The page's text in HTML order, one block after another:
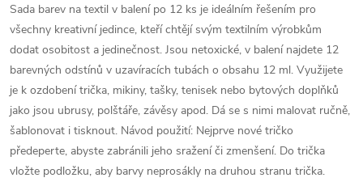
Sada barev na textil v balení po 12 ks je ideálním řešením pro
všechny kreativní jedince, kteří chtějí svým textilním výrobkům
dodat osobitost a jedinečnost. Jsou netoxické, v balení najdete 12
barevných odstínů v uzavíracích tubách o obsahu 12 ml. Využijete
je k ozdobení trička, mikiny, tašky, tenisek nebo bytových doplňků
jako jsou ubrusy, polštáře, závěsy apod. Dá se s nimi malovat ručně,
šablonovat i tisknout. Návod použití: Nejprve nové tričko
předeperte, abyste zabránili jeho sražení či zmenšení. Do trička
vložte podložku, aby barvy neprosákly na druhou stranu trička.